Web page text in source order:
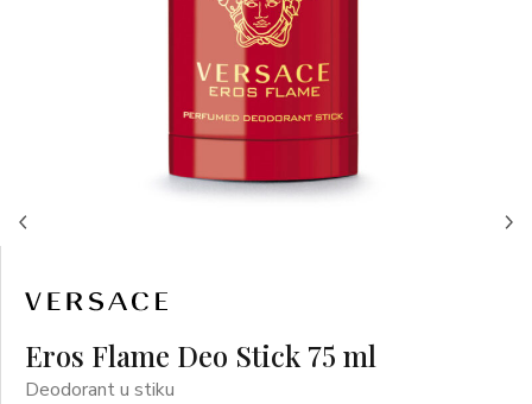
Eros Flame Deo Stick 75 ml
Deodorant u stiku